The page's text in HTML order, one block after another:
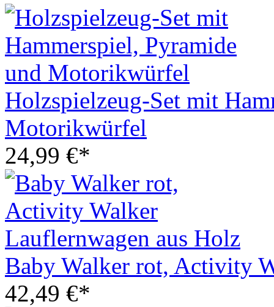
Holzspielzeug-Set mit
Motorikwürfel
24,99 €*
Baby Walker rot, Activity
42,49 €*